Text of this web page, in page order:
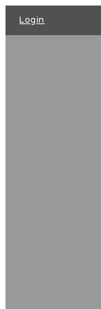
Login